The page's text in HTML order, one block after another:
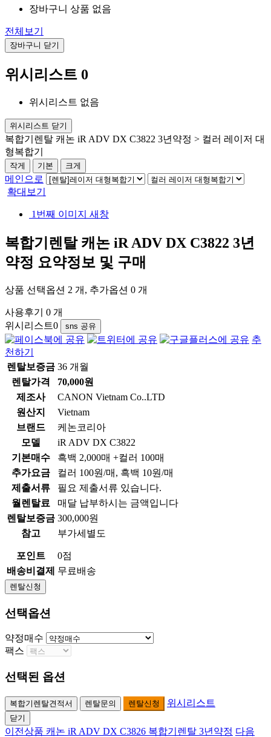
장바구니 상품 없음
전체보기
장바구니 닫기
위시리스트 0
위시리스트 없음
위시리스트 닫기
복합기렌탈 캐논 iR ADV DX C3822 3년약정 > 컬러 레이저 대
형복합기
작게 기본 크게
메인으로
확대보기
1번째 이미지 새창
복합기렌탈 캐논 iR ADV DX C3822 3년
약정 요약정보 및 구매
상품 선택옵션 2 개, 추가옵션 0 개
사용후기 0 개
위시리스트0 sns 공유
추
천하기
렌탈보증금 36 개월
렌탈가격
70,000원
제조사
CANON Vietnam Co..LTD
원산지
Vietnam
브랜드
케논코리아
모델
iR ADV DX C3822
기본매수
흑백 2,000매 +컬러 100매
추가요금
컬러 100원/매, 흑백 10원/매
제출서류
필요 제출서류 있습니다.
월렌탈료
매달 납부하시는 금액입니다
렌탈보증금 300,000원
참고
부가세별도
포인트
0점
배송비결제
무료배송
렌탈신청
선택옵션
약정매수
팩스
선택된 옵션
복합기렌탈견적서 렌탈문의 렌탈신청 위시리스트
닫기
이전상품 캐논 iR ADV DX C3826 복합기렌탈 3년약정 다음